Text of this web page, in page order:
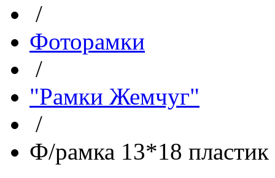
/
Фоторамки
/
"Рамки Жемчуг"
/
Ф/рамка 13*18